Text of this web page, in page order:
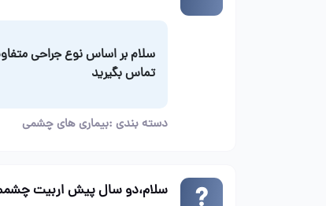
سلام بر اساس نوع جراحی
تماس بگیرید
دسته بندی :بیماری های چشمی
سلام،دو سال پیش اربیت